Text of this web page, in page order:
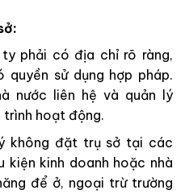
phải có địa chỉ rõ ràng,
sử dụng hợp pháp.
nước liên hệ và quản lý
trình hoạt động.
không đặt trụ sở tại các
kiện kinh doanh hoặc nhà
để ở, ngoại trừ trường